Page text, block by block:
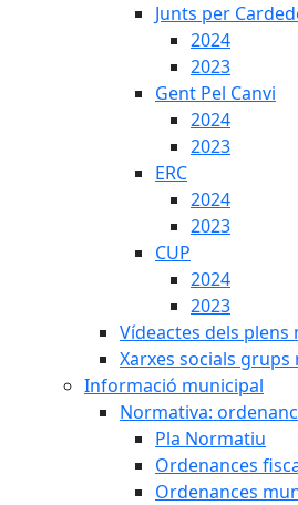
Junts per
2024
2023
Gent Pel Canvi
2024
2023
ERC
2024
2023
CUP
2024
2023
Vídeactes dels plens
Xarxes socials grups
Informació municipal
Normativa:
Pla Normatiu
Ordenances
Ordenances